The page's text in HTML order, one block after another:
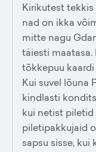
Kirikutest
nad on ikka
mitte nagu
täiesti
tõkkepuu
Kui suvel lõuna
kindlasti
kui netist piletid
piletipakkujaid
sapsu sisse,